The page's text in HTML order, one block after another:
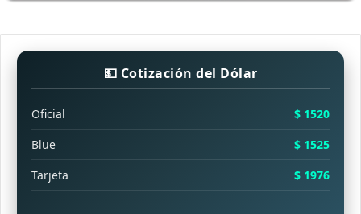
💵 Cotización del Dólar
Oficial
$ 1520
Blue
$ 1525
Tarjeta
$ 1976